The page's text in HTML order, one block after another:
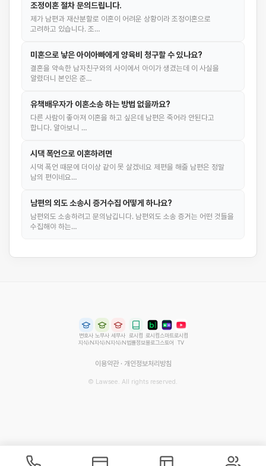
조정이혼 절차 문의드립니다.
제가 남편과 재산분할로 이혼이 어려운 상황이라 조정이혼으로
고려하고 있습니다. 조…
미혼으로 낳은 아이아빠에게 양육비 청구할 수 있나요?
결혼을 약속한 남자친구와의 사이에서 아이가 생겼는데 이 사실을
알렸더니 본인은 준…
유책배우자가 이혼소송 하는 방법 없을까요?
다른 사람이 좋아져 이혼을 하고 싶은데 남편은 죽어라 안된다고
합니다. 알아보니 …
시댁 폭언으로 이혼하려면
시댁 폭언 때문에 더이상 같이 못 살겠네요 제편을 해줄 남편은 정말
남의 편이네요…
남편의 외도 소송시 증거수집 어떻게 하나요?
남편외도 소송하려고 문의남깁니다. 남편외도 소송 증거는 어떤 것들을
수집해야 하는…
변호사
지식iN
노무사
지식iN
세무사
지식iN
로시컴
법률정보
로시컴
블로그
스마트
스토어
로시컴
TV
이용약관· 개인정보처리방침
© Lawsee. All rights reserved.